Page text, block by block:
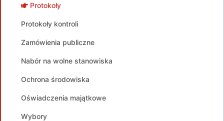
Protokoły
Protokoły kontroli
Zamówienia publiczne
Nabór na wolne stanowiska
Ochrona środowiska
Oświadczenia majątkowe
Wybory